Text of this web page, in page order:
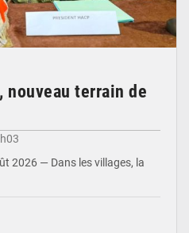
terrain de
2026 — Dans les villages, la